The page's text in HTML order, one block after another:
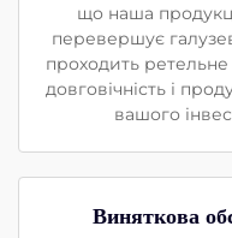
що наша
перевершує
проходить
довговічність і
вашого
Виняткова